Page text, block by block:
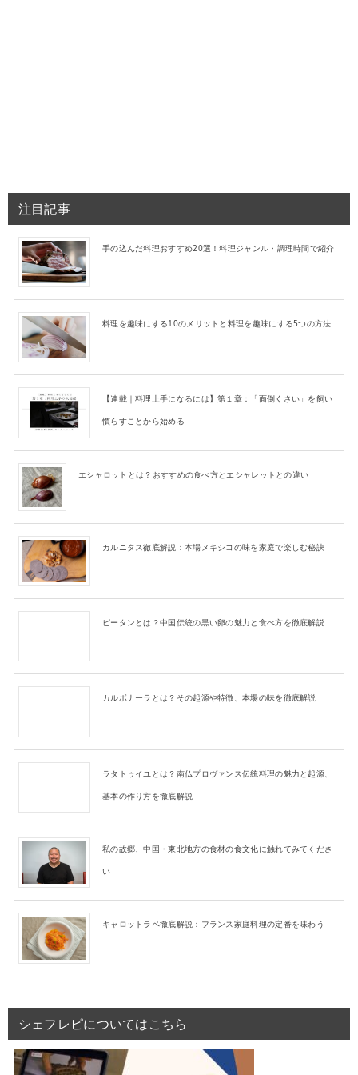
注目記事
手の込んだ料理おすすめ20選！料理ジャンル・調理時間で紹介
料理を趣味にする10のメリットと料理を趣味にする5つの方法
【連載｜料理上手になるには】第１章：「面倒くさい」を飼い
慣らすことから始める
エシャロットとは？おすすめの食べ方とエシャレットとの違い
カルニタス徹底解説：本場メキシコの味を家庭で楽しむ秘訣
ピータンとは？中国伝統の黒い卵の魅力と食べ方を徹底解説
カルボナーラとは？その起源や特徴、本場の味を徹底解説
ラタトゥイユとは？南仏プロヴァンス伝統料理の魅力と起源、
基本の作り方を徹底解説
私の故郷、中国・東北地方の食材の食文化に触れてみてくださ
い
キャロットラペ徹底解説：フランス家庭料理の定番を味わう
シェフレピについてはこちら